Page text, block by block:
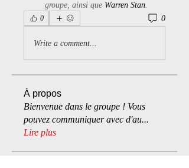
groupe, ainsi que Warren Stan.
0 0
Write a comment...
À propos
Bienvenue dans le groupe ! Vous
pouvez communiquer avec d'au...
Lire plus